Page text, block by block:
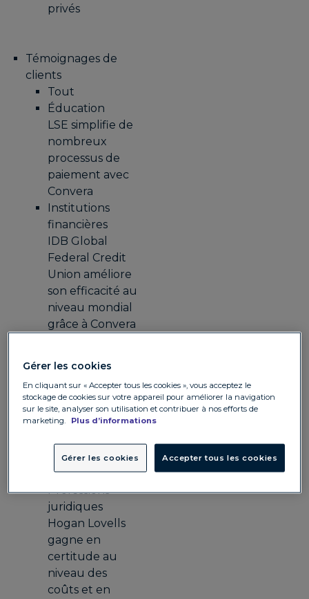
privés
Témoignages de
clients
Tout
Éducation
LSE simplifie de
nombreux
processus de
paiement avec
Convera
Institutions
financières
IDB Global
Federal Credit
Union améliore
son efficacité au
niveau mondial
grâce à Convera
Prisma Capital
minimise les
risques et
renforce la
confiance des
investisseurs
avec Convera
Professions
juridiques
Hogan Lovells
gagne en
certitude au
niveau des
coûts et en
Gérer les cookies
En cliquant sur « Accepter tous les cookies », vous acceptez le
stockage de cookies sur votre appareil pour améliorer la navigation
sur le site, analyser son utilisation et contribuer à nos efforts de
marketing.
Plus d’informations
Gérer les cookies Accepter tous les cookies